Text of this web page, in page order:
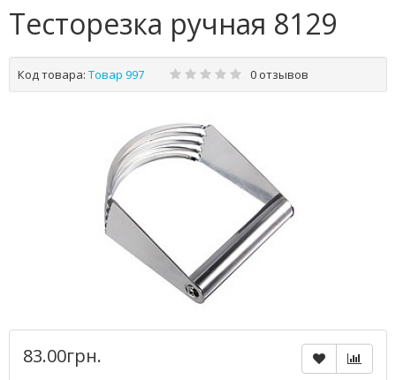
Тесторезка ручная 8129
Код товара: Товар 997 0 отзывов
83.00грн.